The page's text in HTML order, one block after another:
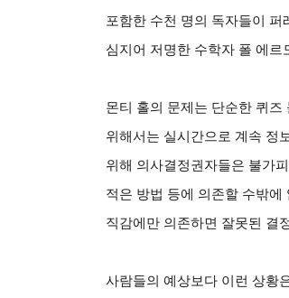
포함한 수천 명의 독자들이
심지어 저명한 수학자 폴 에
몬티 홀의 문제는 단순한 퀴
위해서는 실시간으로 계속 정
위해 의사결정권자들은 불가
적은 방법 등에 의존할 수밖
직감에만 의존하면 잘못된 결
사람들의 예상보다 이런 상황